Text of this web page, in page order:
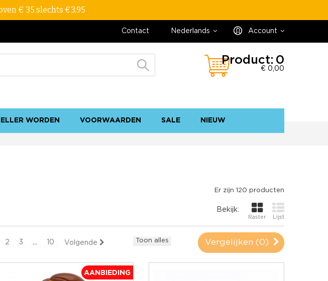
€ 35 slechts €3,95
Account
Nederlands
Contact
Product: 0
€ 0,00
WORDEN VOORWAARDEN SALE NIEUW
Er zijn 120 producten
Bekijk:
Raster Lijst
Vergelijken (0)
Toon alles
2 3 10 Volgende
AANBIEDING